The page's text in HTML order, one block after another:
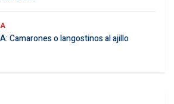
Camarones o langostinos al ajillo